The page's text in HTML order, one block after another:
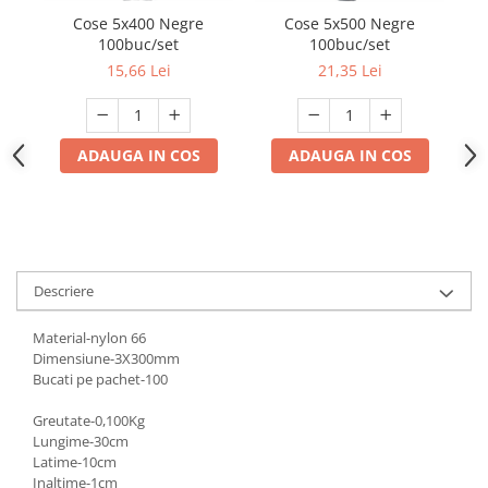
Mufe,Accesorii TV
Multimetru Digital
Starter/Droser
Ţeavă PVC
Corpuri Led lineare
Butuc yala,Broaste usa,Lacat
Tablou si sigurante electrice
Cose 5x400 Negre
100buc/set
15,66 Lei
ADAUGA IN COS
Cose 5x500 Negre
100buc/set
21,35 Lei
ADAUGA IN COS
Descriere
Material-nylon 66
Dimensiune-3X300mm
Bucati pe pachet-100
Greutate-0,100Kg
Lungime-30cm
Latime-10cm
Inaltime-1cm